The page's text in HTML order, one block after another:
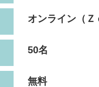
オンライン（Ｚ
50名
無料